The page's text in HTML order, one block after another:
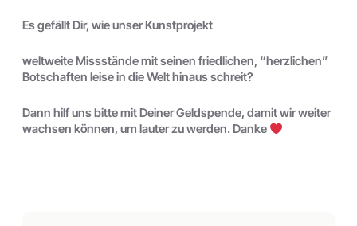
Es gefällt Dir, wie unser Kunstprojekt
weltweite Missstände mit seinen friedlichen, “herzlichen”
Botschaften leise in die Welt hinaus schreit?
Dann hilf uns bitte mit Deiner Geldspende, damit wir weiter
wachsen können, um lauter zu werden. Danke